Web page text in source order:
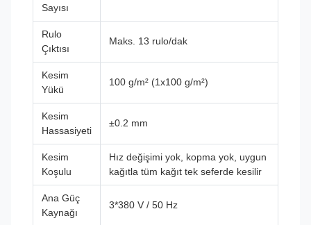
Sayısı
Rulo
Çıktısı
Maks. 13 rulo/dak
Kesim
Yükü
100 g/m² (1x100 g/m²)
Kesim
Hassasiyeti
±0.2 mm
Kesim
Koşulu
Hız değişimi yok, kopma yok, uygun
kağıtla tüm kağıt tek seferde kesilir
Ana Güç
Kaynağı
3*380 V / 50 Hz